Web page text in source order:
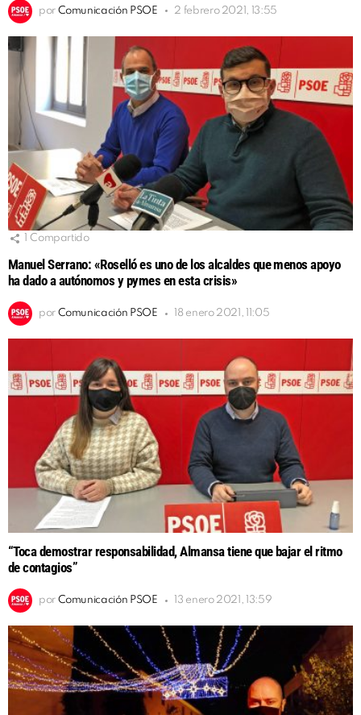
por Comunicación PSOE 2 febrero 2021, 13:55
Compartido
Manuel Serrano: «Roselló es uno de los alcaldes que menos apoyo
ha dado a autónomos y pymes en esta crisis»
por Comunicación PSOE 18 enero 2021, 11:05
“Toca demostrar responsabilidad, Almansa tiene que bajar el ritmo
de contagios”
por Comunicación PSOE 13 enero 2021, 13:59